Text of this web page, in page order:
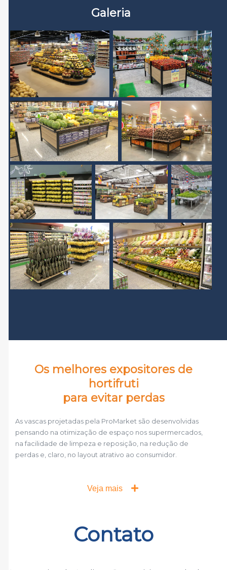
Galeria
Os melhores expositores de
hortifruti
para evitar perdas
As vascas projetadas pela ProMarket são desenvolvidas
pensando na otimização de espaço nos supermercados,
na facilidade de limpeza e reposição, na redução de
perdas e, claro, no layout atrativo ao consumidor.
Veja mais
Contato